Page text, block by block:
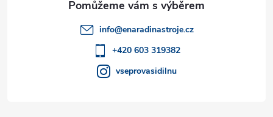
info@enaradinastroje.cz
+420 603 319382
vseprovasidilnu